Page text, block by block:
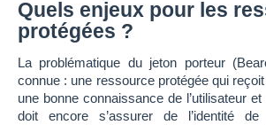
Quels enjeux pour les
protégées ?
La problématique du jeton porteur
connue : une ressource protégée qui reçoit
une bonne connaissance de l’utilisateur
doit encore s’assurer de l’identité de